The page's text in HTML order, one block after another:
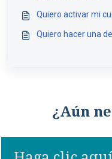
Quiero activar mi
Quiero hacer una
¿Aún